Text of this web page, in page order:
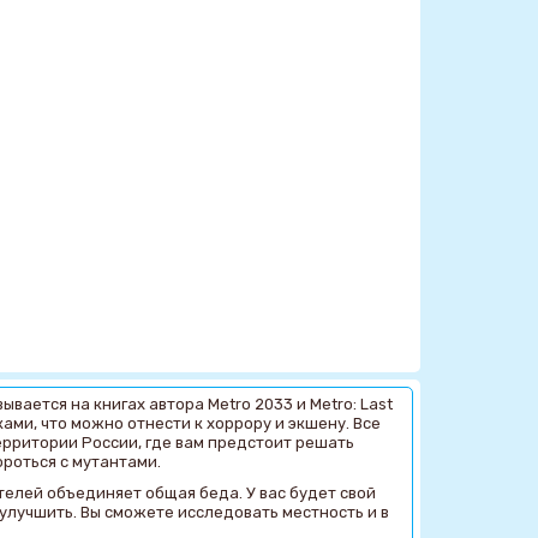
на книгах автора Metro 2033 и Metro: Last
что можно отнести к хоррору и экшену. Все
России, где вам предстоит решать
с мутантами.
объединяет общая беда. У вас будет свой
Вы сможете исследовать местность и в